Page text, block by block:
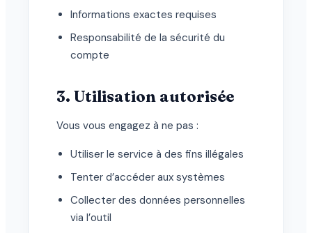
Informations exactes requises
Responsabilité de la sécurité du
compte
3. Utilisation autorisée
Vous vous engagez à ne pas :
Utiliser le service à des fins illégales
Tenter d’accéder aux systèmes
Collecter des données personnelles
via l’outil